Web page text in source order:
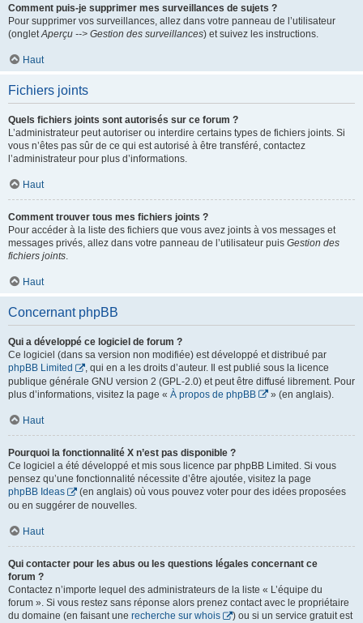
Comment puis-je supprimer mes surveillances de sujets ?
Pour supprimer vos surveillances, allez dans votre panneau de l’utilisateur
(ongletAperçu --> Gestion des surveillances) et suivez les instructions.
Haut
Fichiers joints
Quels fichiers joints sont autorisés sur ce forum ?
L’administrateur peut autoriser ou interdire certains types de fichiers joints. Si
vous n’êtes pas sûr de ce qui est autorisé à être transféré, contactez
l’administrateur pour plus d’informations.
Haut
Comment trouver tous mes fichiers joints ?
Pour accéder à la liste des fichiers que vous avez joints à vos messages et
messages privés, allez dans votre panneau de l’utilisateur puis Gestion des
fichiers joints.
Haut
Concernant phpBB
Qui a développé ce logiciel de forum ?
Ce logiciel (dans sa version non modifiée) est développé et distribué par
phpBB Limited
, qui en a les droits d’auteur. Il est publié sous la licence
publique générale GNU version 2 (GPL-2.0) et peut être diffusé librement. Pour
plus d’informations, visitez la page « À propos de phpBB » (en anglais).
Haut
Pourquoi la fonctionnalité X n’est pas disponible ?
Ce logiciel a été développé et mis sous licence par phpBB Limited. Si vous
pensez qu’une fonctionnalité nécessite d’être ajoutée, visitez la page
phpBB Ideas
(en anglais) où vous pouvez voter pour des idées proposées
ou en suggérer de nouvelles.
Haut
Qui contacter pour les abus ou les questions légales concernant ce
forum ?
Contactez n’importe lequel des administrateurs de la liste « L’équipe du
forum ». Si vous restez sans réponse alors prenez contact avec le propriétaire
du domaine (en faisant une recherche sur whois
) ou si un service gratuit est